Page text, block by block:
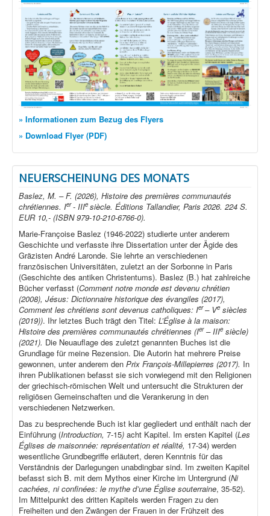
» Informationen zum Bezug des Flyers
» Download Flyer (PDF)
NEUERSCHEINUNG DES MONATS
Baslez, M. – F. (2026), Histoire des premières communautés
chrétiennes. Ier- IIIe siècle. Éditions Tallandier, Paris 2026. 224 S.
EUR 10,- (ISBN 979-10-210-6766-0).
Marie-Françoise Baslez (1946-2022) studierte unter anderem
Geschichte und verfasste ihre Dissertation unter der Ägide des
Gräzisten André Laronde. Sie lehrte an verschiedenen
französischen Universitäten, zuletzt an der Sorbonne in Paris
(Geschichte des antiken Christentums). Baslez (B.) hat zahlreiche
Bücher verfasst (Comment notre monde est devenu chrétien
(2008), Jésus: Dictionnaire historique des évangiles (2017),
Comment les chrétiens sont devenus catholiques: Ier– Ve siècles
(2019)). Ihr letztes Buch trägt den Titel: L’Église à la maison:
Histoire des premières communautés chrétiennes (Ier– IIIe siècle)
(2021). Die Neuauflage des zuletzt genannten Buches ist die
Grundlage für meine Rezension. Die Autorin hat mehrere Preise
gewonnen, unter anderem den Prix François-Millepierres (2017). In
ihren Publikationen befasst sie sich vorwiegend mit den Religionen
der griechisch-römischen Welt und untersucht die Strukturen der
religiösen Gemeinschaften und die Verankerung in den
verschiedenen Netzwerken.
Das zu besprechende Buch ist klar gegliedert und enthält nach der
Einführung (Introduction, 7-15) acht Kapitel. Im ersten Kapitel (Les
Églises de maisonnée: représentation et réalité, 17-34) werden
wesentliche Grundbegriffe erläutert, deren Kenntnis für das
Verständnis der Darlegungen unabdingbar sind. Im zweiten Kapitel
befasst sich B. mit dem Mythos einer Kirche im Untergrund (Ni
cachées, ni confinées: le mythe d’une Église souterraine, 35-52).
Im Mittelpunkt des dritten Kapitels werden Fragen zu den
Freiheiten und den Zwängen der Frauen in der Frühzeit des